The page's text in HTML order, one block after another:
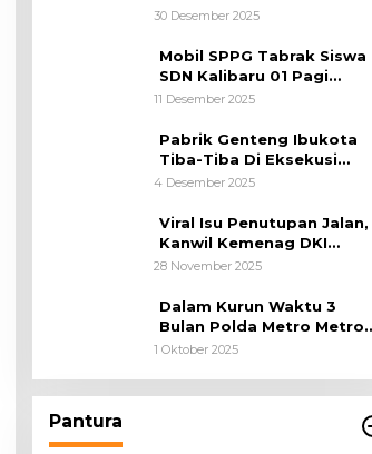
Kemanusiaan
30 Desember 2025
Mobil SPPG Tabrak Siswa
SDN Kalibaru 01 Pagi
Cilincing Jakarta Utara
11 Desember 2025
Pabrik Genteng Ibukota
Tiba-Tiba Di Eksekusi
Jurusita Pengadilan Negeri
Hukum Sejak Awal
4 Desember 2025
Viral Isu Penutupan Jalan,
Kanwil Kemenag DKI
Jakarta Luruskan Fakta
28 November 2025
Dalam Kurun Waktu 3
Bulan Polda Metro Metro
Ungkap 1,14 Ton Narkoba
1 Oktober 2025
Pantura